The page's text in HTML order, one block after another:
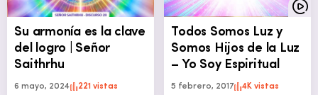
Su armonía es la clave
del logro | Señor
Saithrhu
6 mayo, 2024 221 vistas
Todos Somos Luz y
Somos Hijos de la Luz
– Yo Soy Espiritual
5 febrero, 2017 4K vistas